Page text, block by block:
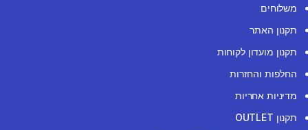
משלוחים
תקנון האתר
תקנון מועדון לקוחות
החלפות והחזרות
מדיניות אחריות
תקנון OUTLET